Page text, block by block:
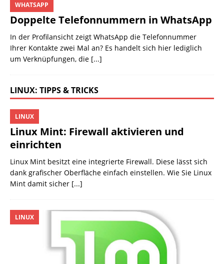
Doppelte Telefonnummern in WhatsApp
WHATSAPP
In der Profilansicht zeigt WhatsApp die Telefonnummer
Ihrer Kontakte zwei Mal an? Es handelt sich hier lediglich
um Verknüpfungen, die [...]
LINUX: TIPPS & TRICKS
Linux Mint: Firewall aktivieren und
einrichten
LINUX
Linux Mint besitzt eine integrierte Firewall. Diese lässt sich
dank grafischer Oberfläche einfach einstellen. Wie Sie Linux
Mint damit sicher [...]
LINUX